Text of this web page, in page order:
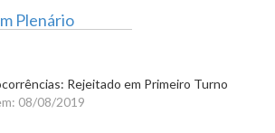
Plenário
Rejeitado em Primeiro Turno
08/08/2019